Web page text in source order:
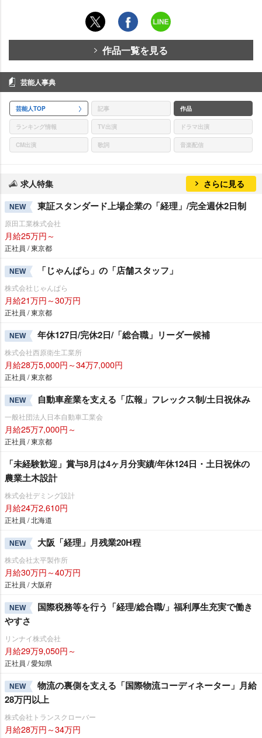
作品一覧を見る
芸能人事典
芸能人TOP 記事 作品
ランキング情報 TV出演 ドラマ出演
CM出演 歌詞 音楽配信
求人特集 さらに見る
NEW 東証スタンダード上場企業の「経理」/完全週休2日制
原田工業株式会社
月給25万円～
正社員 / 東京都
NEW 「じゃんぱら」の「店舗スタッフ」
株式会社じゃんぱら
月給21万円～30万円
正社員 / 東京都
NEW 年休127日/完休2日/「総合職」リーダー候補
株式会社西原衛生工業所
月給28万5,000円～34万7,000円
正社員 / 東京都
NEW 自動車産業を支える「広報」フレックス制/土日祝休み
一般社団法人日本自動車工業会
月給25万7,000円～
正社員 / 東京都
「未経験歓迎」賞与8月は4ヶ月分実績/年休124日・土日祝休の
農業土木設計
株式会社デミング設計
月給24万2,610円
正社員 / 北海道
NEW 大阪「経理」月残業20H程
株式会社太平製作所
月給30万円～40万円
正社員 / 大阪府
NEW
国際税務等を行う「経理/総合職/」福利厚生充実で働き
すさ
リンナイ株式会社
月給29万9,050円～
正社員 / 愛知県
NEW
物流の裏側を支える「国際物流コーディネーター」月給
28万円以上
株式会社トランスクローバー
月給28万円～34万円